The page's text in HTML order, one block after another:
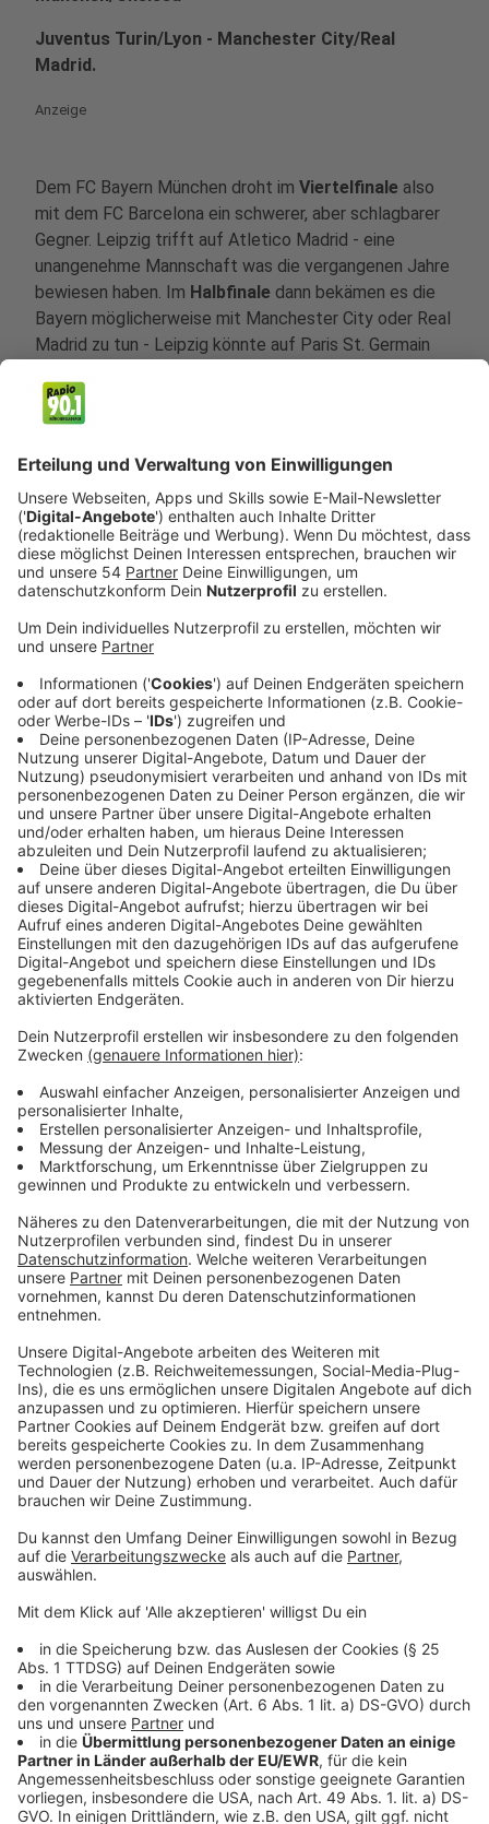
Juventus Turin/Lyon - Manchester City/Real
Madrid.
Anzeige
Dem FC Bayern München droht im Viertelfinale also
mit dem FC Barcelona ein schwerer, aber schlagbarer
Gegner. Leipzig trifft auf Atletico Madrid - eine
unangenehme Mannschaft was die vergangenen Jahre
bewiesen haben. Im Halbfinale dann bekämen es die
Bayern möglicherweise mit Manchester City oder Real
Madrid zu tun - Leipzig könnte auf Paris St. Germain
Anzeige
Zwei Stadien, Vorgaben und Corona-Tests
Anzeige
In Lissabon wird im Estadio da Luz und im Estadio José
Alvalade gespielt. Es sind die Stadien von Benfica und
Sporting Lissabon. Für die Vereine gibt es laut "Bild"
einHygienekonzept, das im Kern dem Plan für
Geisterspiele in der Bundesliga ähnelt.
Anzeige
Demnach dürfen die Fußballer in ihren Team-Hotels
(alle wohnen in separaten Hotels) sich frei bewegen
und die Unterkünfte auch verlassen. Quarantäne
stünde zwar nicht auf dem Plan, doch die eigenen
Klubs raten sowieso davon ab. Vor der Anreise sollen
alle Spieler aufCoronagetestet werden, nach der
Ankunft werde außerdemFieber gemessen.
Anzeige
Wo die Spiele zu sehen sind
Anzeige
Der Pay-TV-Sender Sky und der Streamingdienst
DAZN teilen sich die Achtel- und Viertelfinals
untereinander auf. Die Bayern gibt es in jedem Fall auf
Sky zu sehen. Die Halbfinals und das Finale übertragen
beide Sender. Sollte ein
kommen, wird es auch eineFree-TV-Übertragung
geben.
Anzeige
Bayern München gehört zu den Favoriten
Anzeige
Neben demFC Bayern Münchengelten auch
Außenseiterchancen werdenManchester City und
Juventus Turinzugetraut.
Anzeige
Europa League findet in NRW statt